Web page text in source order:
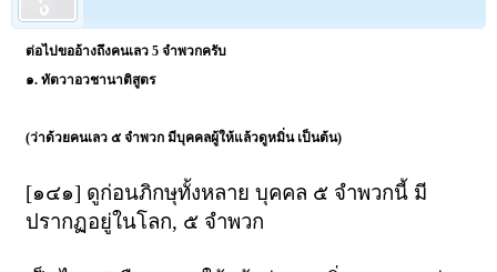
ต่อไปขออ้างถึงคนเลว 5 จำพวกครับ
๑. ทัตวาอวชานาติสูตร
(ว่าด้วยคนเลว ๕ จำพวก มีบุคคลผู้ให้แล้วดูหมิ่น เป็นต้น)
[๑๔๑] ดูก่อนภิกษุทั้งหลาย บุคคล ๕ จำพวกนี้ มี
ปรากฏอยู่ในโลก, ๕ จำพวก